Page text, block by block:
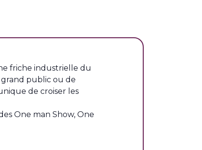
friche industrielle du
public ou de
de croiser les
One man Show, One